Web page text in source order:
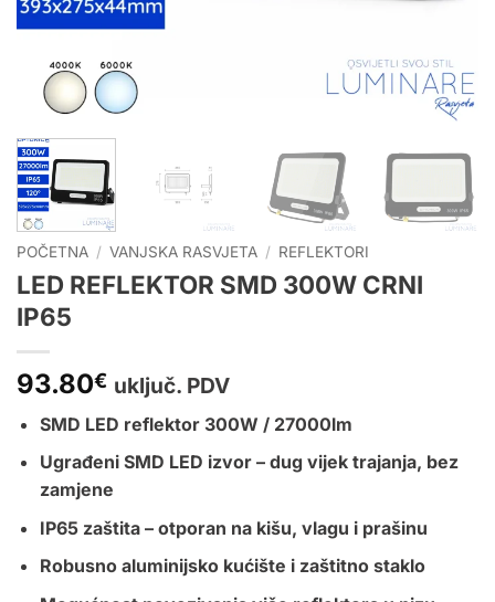
POČETNA / VANJSKA RASVJETA / REFLEKTORI
LED REFLEKTOR SMD 300W CRNI
IP65
93.80€ uključ. PDV
SMD LED reflektor 300W / 27000lm
Ugrađeni SMD LED izvor – dug vijek trajanja, bez
zamjene
IP65 zaštita – otporan na kišu, vlagu i prašinu
Robusno aluminijsko kućište i zaštitno staklo